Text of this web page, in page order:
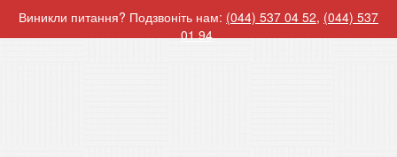
Виникли питання? Подзвоніть нам: (044) 537 04 52, (044) 537
01 94.